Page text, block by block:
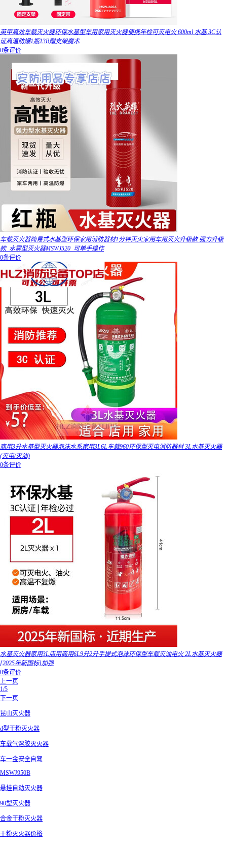
英甲高效车载灭火器环保水基型车用家用灭火器便携年检可灭电火 600ml 水基 3C认
证高温防爆1瓶13B赠支架魔术
0条评价
车载灭火器简易式水基型环保家用消防器材1分钟灭火家用车用灭火升级款 强力升级
款_水雾型灭火器MSWJ520_可单手操作
0条评价
商用3升水基型灭火器泡沫水系家用3L6L车载960环保型灭电消防器材 3L水基灭火器
(灭电/灭油)
0条评价
水基灭火器家用3L店用商用6L9升2升手提式泡沫环保型车载灭油电火 2L水基灭火器
[2025年新国标]加强
0条评价
上一页
1/5
下一页
昆山灭火器
d型干粉灭火器
车载气溶胶灭火器
车一金安全自驾
MSWJ950B
悬挂自动灭火器
90型灭火器
合金干粉灭火器
干粉灭火器价格